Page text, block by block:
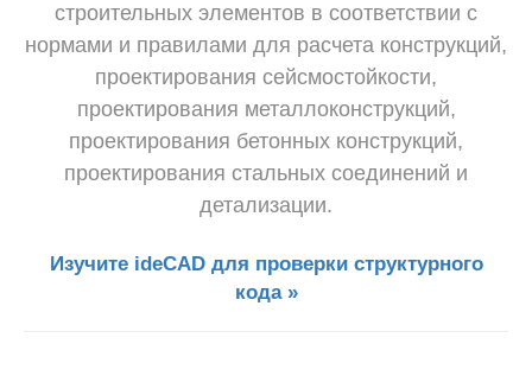
строительных элементов в соответствии с
нормами и правилами для расчета конструкций,
проектирования сейсмостойкости,
проектирования металлоконструкций,
проектирования бетонных конструкций,
проектирования стальных соединений и
детализации.
Изучите ideCAD для проверки структурного
кода »